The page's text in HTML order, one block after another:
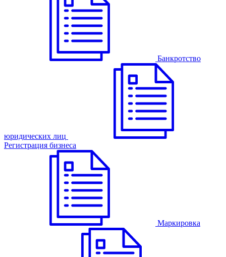
Банкротство
юридических лиц
Регистрация бизнеса
Маркировка